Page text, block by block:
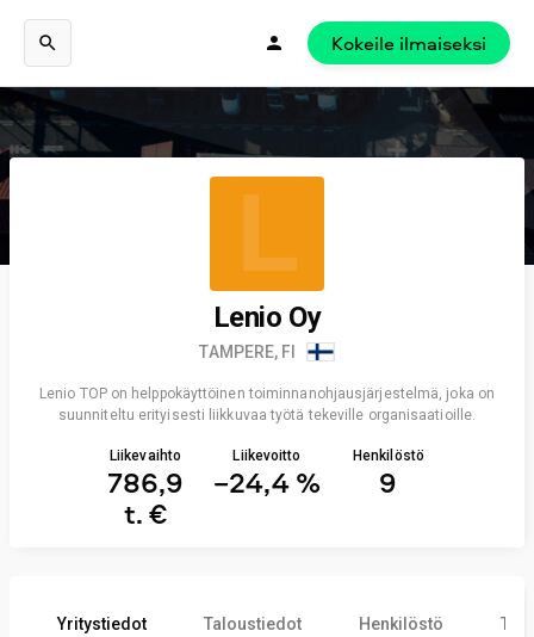
Kokeile ilmaiseksi
L
Lenio Oy
TAMPERE, FI
Lenio TOP on helppokäyttöinen toiminnanohjausjärjestelmä, joka on
suunniteltu erityisesti liikkuvaa työtä tekeville organisaatioille.
Liikevaihto
786,9
t. €
Liikevoitto
−24,4 %
Henkilöstö
9
Yritystiedot Taloustiedot Henkilöstö